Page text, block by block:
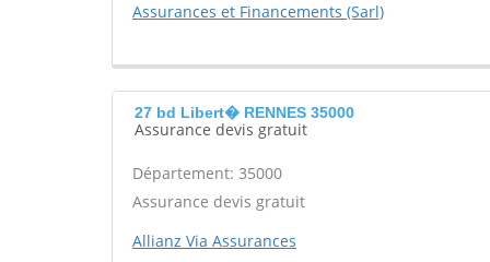
Assurances et Financements (Sarl)
27 bd Libert� RENNES 35000
Assurance devis gratuit
Département: 35000
Assurance devis gratuit
Allianz Via Assurances